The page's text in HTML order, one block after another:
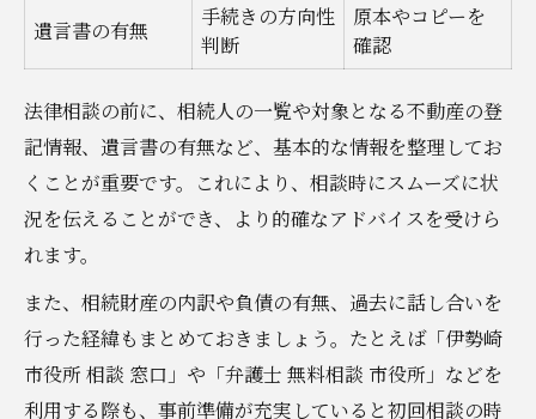
遺言書の有無
手続きの方向性
判断
原本やコピーを
確認
法律相談の前に、相続人の一覧や対象となる不動産の登
記情報、遺言書の有無など、基本的な情報を整理してお
くことが重要です。これにより、相談時にスムーズに状
況を伝えることができ、より的確なアドバイスを受けら
れます。
また、相続財産の内訳や負債の有無、過去に話し合いを
行った経緯もまとめておきましょう。たとえば「伊勢崎
市役所 相談 窓口」や「弁護士 無料相談 市役所」などを
利用する際も、事前準備が充実していると初回相談の時